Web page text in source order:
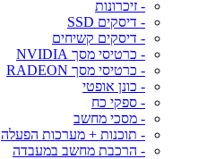
- זיכרונות
- דיסקים SSD
- דיסקים קשיחים
- כרטיסי מסך NVIDIA
- כרטיסי מסך RADEON
- כונן אופטי
- ספקי כח
- מסכי מחשב
- תוכנות + מערכות הפעלה
- הרכבת מחשב במעבדה